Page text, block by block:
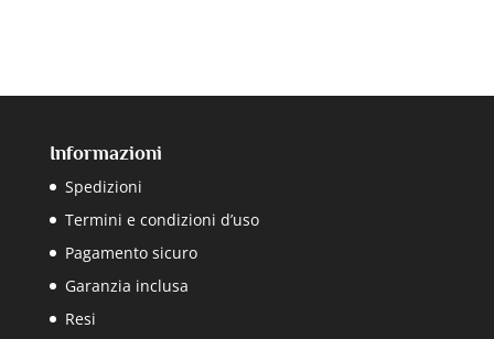
Informazioni
Spedizioni
Termini e condizioni d’uso
Pagamento sicuro
Garanzia inclusa
Resi